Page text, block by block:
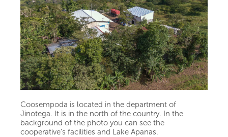
Coosempoda is located in the department of
Jinotega. It is in the north of the country. In the
background of the photo you can see the
cooperative's facilities and Lake Apanas.